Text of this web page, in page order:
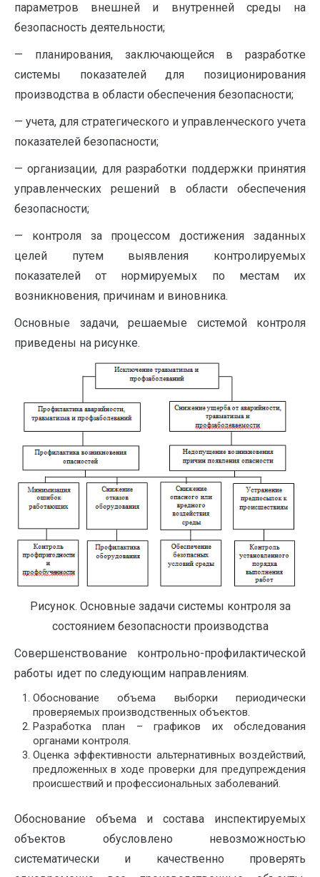
параметров внешней и внутренней среды на
безопасность деятельности;
— планирования, заключающейся в разработке
системы показателей для позиционирования
производства в области обеспечения безопасности;
— учета, для стратегического и управленческого учета
показателей безопасности;
— организации, для разработки поддержки принятия
управленческих решений в области обеспечения
безопасности;
— контроля за процессом достижения заданных
целей путем выявления контролируемых
показателей от нормируемых по местам их
возникновения, причинам и виновника.
Основные задачи, решаемые системой контроля
приведены на рисунке.
Рисунок. Основные задачи системы контроля за
состоянием безопасности производства
Совершенствование контрольно-профилактической
работы идет по следующим направлениям.
Обоснование объема выборки периодически
проверяемых производственных объектов.
Разработка план – графиков их обследования
органами контроля.
Оценка эффективности альтернативных воздействий,
предложенных в ходе проверки для предупреждения
происшествий и профессиональных заболеваний.
Обоснование объема и состава инспектируемых
объектов обусловлено невозможностью
систематически и качественно проверять